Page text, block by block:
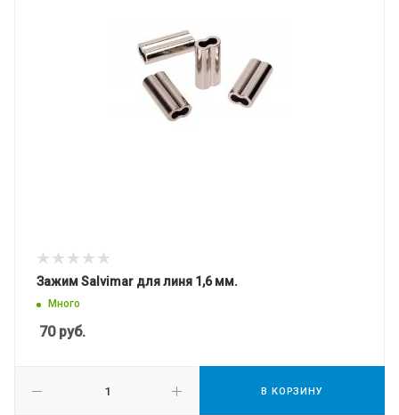
Зажим Salvimar для линя 1,6 мм.
Много
70руб.
В КОРЗИНУ